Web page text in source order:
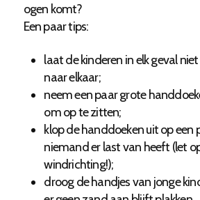
ogen komt?
Een paar tips:
laat de kinderen in elk geval
naar elkaar;
neem een paar grote
om op te zitten;
klop de handdoeken uit op een
niemand er last van heeft (let
windrichting!);
droog de handjes van jonge